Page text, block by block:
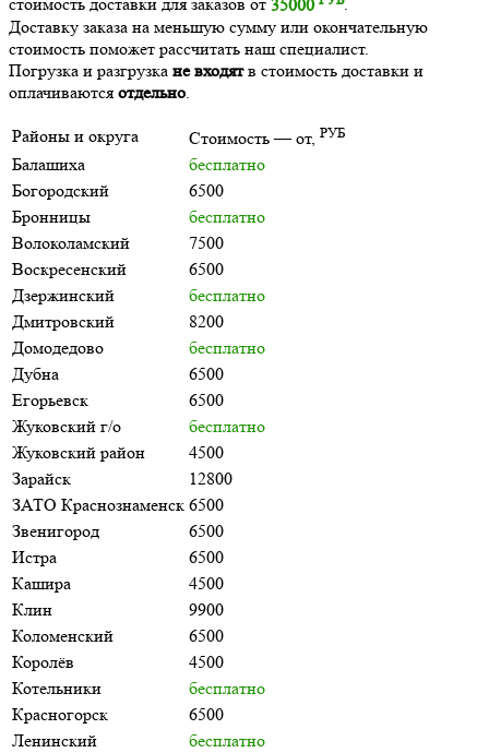
стоимость доставки для заказов от 35000
.
Доставку заказа на меньшую сумму или окончательную
стоимость поможет рассчитать наш специалист.
Погрузка и разгрузка не входятв стоимость доставки и
оплачиваются отдельно
Районы и округа Стоимость — от, РУБ
Балашиха
бесплатно
Богородский
6500
Бронницы
бесплатно
Волоколамский
7500
Воскресенский
6500
Дзержинский
бесплатно
Дмитровский
8200
Домодедово
бесплатно
Дубна
6500
Егорьевск
6500
Жуковский г/о
бесплатно
Жуковский район
4500
Зарайск
12800
ЗАТО Краснознаменск 6500
Звенигород
6500
Истра
6500
Кашира
4500
Клин
9900
Коломенский
6500
Королёв
4500
Котельники
бесплатно
Красногорск
6500
Ленинский
бесплатно